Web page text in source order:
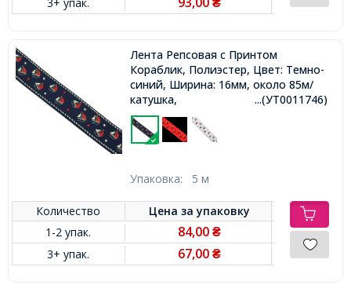
Лента Репсовая с Принтом
Кораблик, Полиэстер, Цвет: Темно-
синий, Ширина: 16мм, около 85м/
катушка,
...(УТ0011746)
Упаковка: 5 м
Количество Цена заупаковку
1-2 упак.
84,00₴
3+ упак. 67,00₴